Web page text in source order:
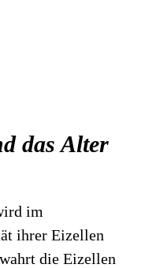
das Alter
im
ihrer Eizellen
die Eizellen